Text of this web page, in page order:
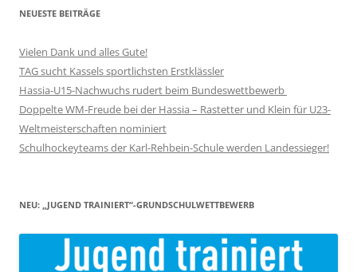
NEUESTE BEITRÄGE
Vielen Dank und alles Gute!
TAG sucht Kassels sportlichsten Erstklässler
Hassia-U15-Nachwuchs rudert beim Bundeswettbewerb
Doppelte WM-Freude bei der Hassia – Rastetter und Klein für U23-
Weltmeisterschaften nominiert
Schulhockeyteams der Karl-Rehbein-Schule werden Landessieger!
NEU: „JUGEND TRAINIERT“-GRUNDSCHULWETTBEWERB